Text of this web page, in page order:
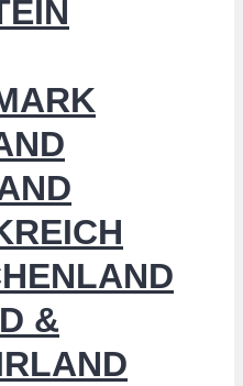
&